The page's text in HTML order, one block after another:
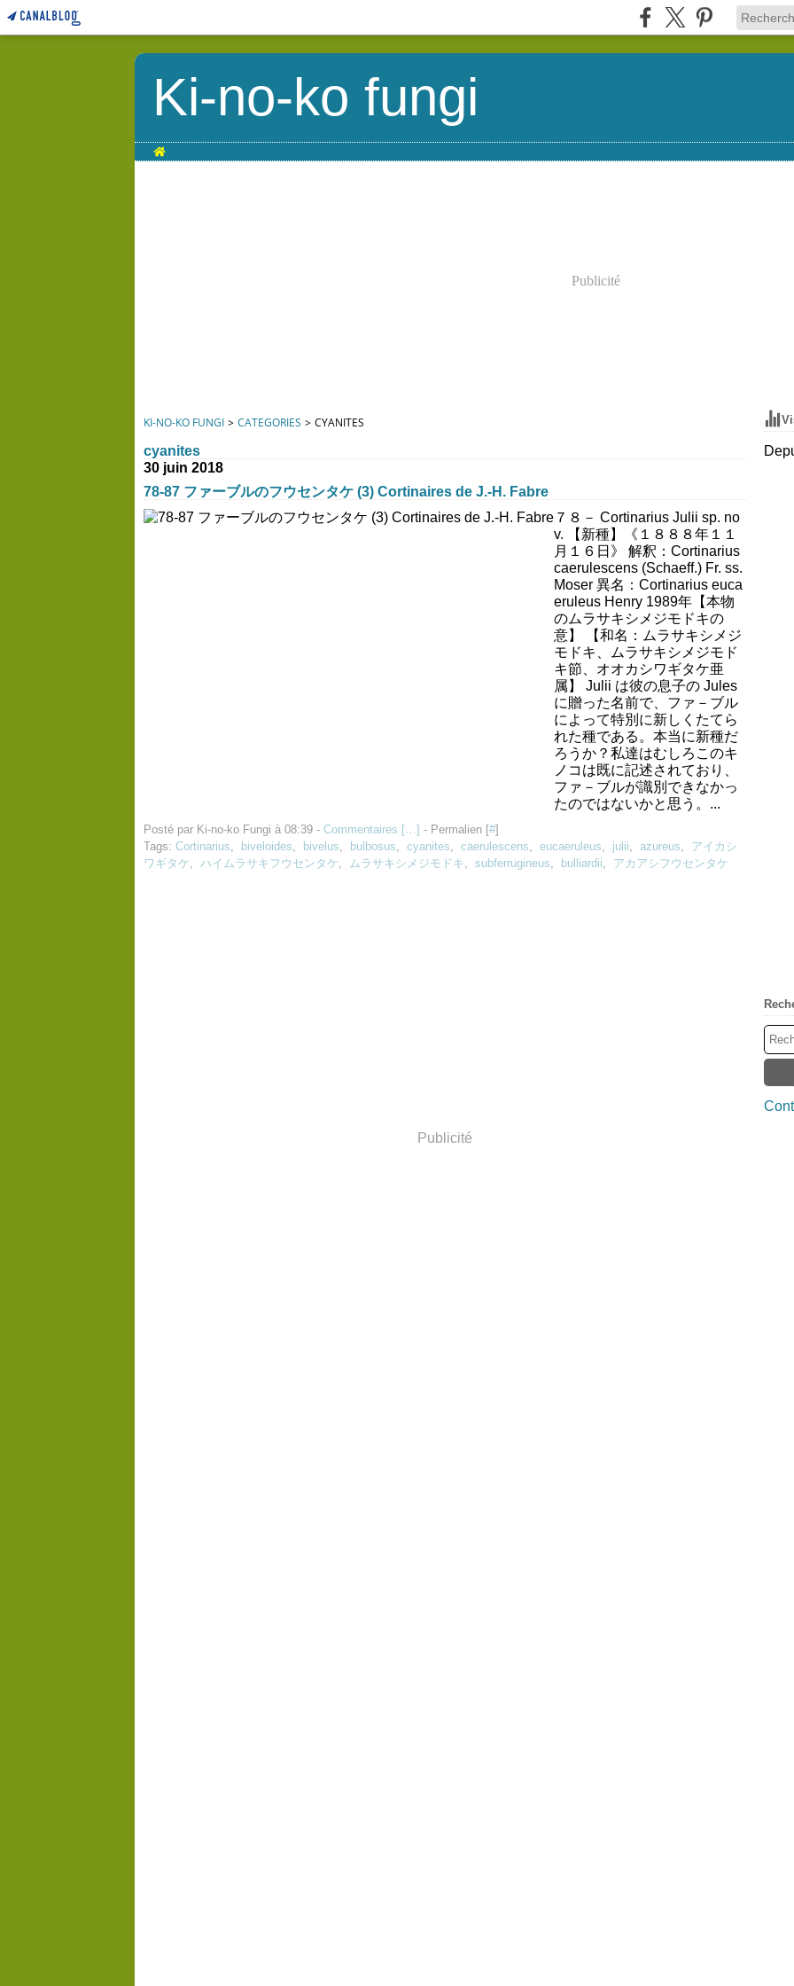
Ki-no-ko fungi
Home
Publicité
KI-NO-KO FUNGI > CATEGORIES > CYANITES
cyanites
30 juin 2018
78-87 ファーブルのフウセンタケ (3) Cortinaires de J.-H. Fabre
７８－ Cortinarius Julii sp. no
v. 【新種】《１８８８年１１
月１６日》 解釈：Cortinarius
caerulescens (Schaeff.) Fr. ss.
Moser 異名：Cortinarius euca
eruleus Henry 1989年【本物
のムラサキシメジモドキの
意】 【和名：ムラサキシメジ
モドキ、ムラサキシメジモド
キ節、オオカシワギタケ亜
属】 Julii は彼の息子の Jules
に贈った名前で、ファ－ブル
によって特別に新しくたてら
れた種である。本当に新種だ
ろうか？私達はむしろこのキ
ノコは既に記述されており、
ファ－ブルが識別できなかっ
たのではないかと思う。...
Posté par Ki-no-ko Fungi à 08:39 - Commentaires […] - Permalien [#]
Tags: Cortinarius, biveloides, bivelus, bulbosus, cyanites, caerulescens, eucaeruleus, julii, azureus, アイカシ
ワギタケ, ハイムラサキフウセンタケ, ムラサキシメジモドキ, subferrugineus, bulliardii, アカアシフウセンタケ
Publicité